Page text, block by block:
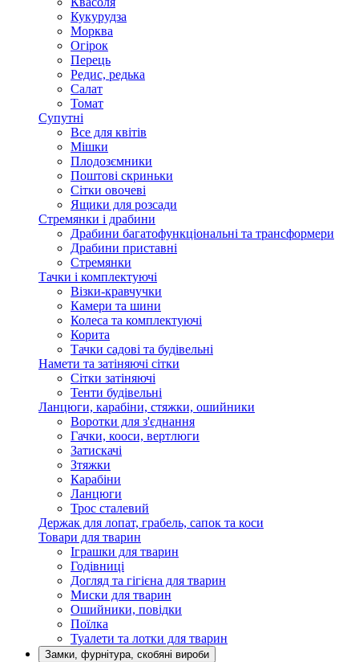
Кукурудза
Морква
Огірок
Перець
Редис, редька
Салат
Томат
Супутні
Все для квітів
Мішки
Плодозємники
Поштові скриньки
Сітки овочеві
Ящики для розсади
Стремянки і драбини
Драбини багатофункціональні та трансформери
Драбини приставні
Стремянки
Тачки і комплектуючі
Візки-кравчучки
Камери та шини
Колеса та комплектуючі
Корита
Тачки садові та будівельні
Намети та затіняючі сітки
Сітки затіняючі
Тенти будівельні
Ланцюги, карабіни, стяжки, ошийники
Воротки для з'єднання
Гачки, кооси, вертлюги
Затискачі
Зтяжки
Карабіни
Ланцюги
Трос сталевий
Держак для лопат, грабель, сапок та коси
Товари для тварин
Іграшки для тварин
Годівниці
Догляд та гігієна для тварин
Миски для тварин
Ошийники, повідки
Поїлка
Туалети та лотки для тварин
Замки, фурнітура, скобяні вироби